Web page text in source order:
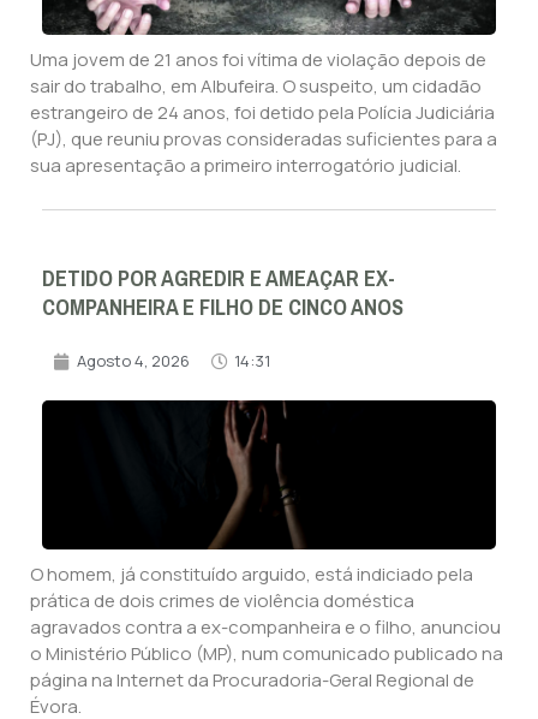
Uma jovem de 21 anos foi vítima de violação depois de
sair do trabalho, em Albufeira. O suspeito, um cidadão
estrangeiro de 24 anos, foi detido pela Polícia Judiciária
(PJ), que reuniu provas consideradas suficientes para a
sua apresentação a primeiro interrogatório judicial.
DETIDO POR AGREDIR E AMEAÇAR EX-
COMPANHEIRA E FILHO DE CINCO ANOS
Agosto 4, 2026 14:31
O homem, já constituído arguido, está indiciado pela
prática de dois crimes de violência doméstica
agravados contra a ex-companheira e o filho, anunciou
o Ministério Público (MP), num comunicado publicado na
página na Internet da Procuradoria-Geral Regional de
Évora.